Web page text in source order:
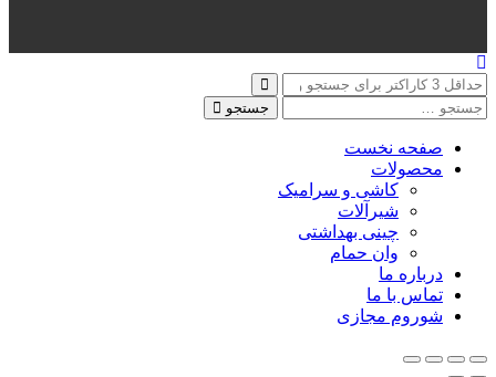
جستجو
صفحه نخست
محصولات
کاشی و سرامیک
شیرآلات
چینی بهداشتی
وان حمام
درباره ما
تماس با ما
شوروم مجازی